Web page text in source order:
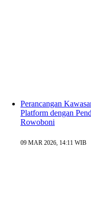
Perancangan
Platform dengan
Rowoboni
09 MAR 2026, 14:11 WIB